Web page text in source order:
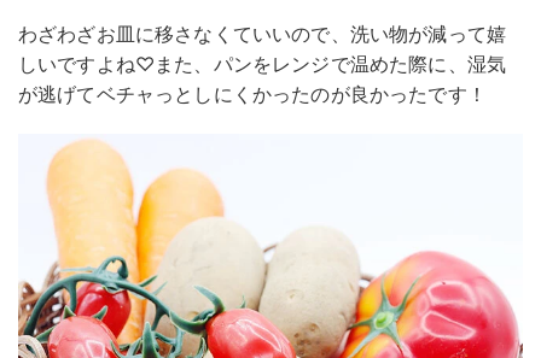
わざわざお皿に移さなくていいので、洗い物が減って嬉
しいですよね♡また、パンをレンジで温めた際に、湿気
が逃げてベチャっとしにくかったのが良かったです！